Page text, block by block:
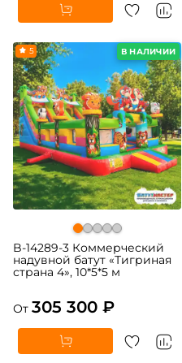
В НАЛИЧИИ
5
B-14289-3 Коммерческий
надувной батут «Тигриная
страна 4», 10*5*5 м
От 305 300 ₽